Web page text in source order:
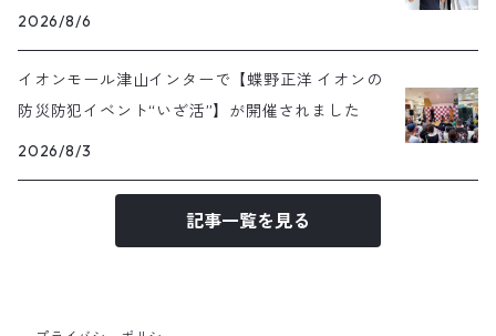
号）
2026/8/6
イオンモール津山インターで【蝶野正洋 イオンの
防災防犯イベント“いざ活”】が開催されました
2026/8/3
記事一覧を見る